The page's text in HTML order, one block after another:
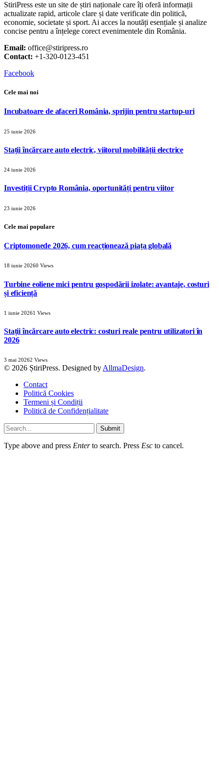
StiriPress este un site de știri naționale care îți oferă informații
actualizate rapid, articole clare și date verificate din politică,
economie, societate și sport. Ai acces la noutăți esențiale și analize
concise pentru a înțelege corect evenimentele din România.
Email: office@stiripress.ro
Contact: +1-320-0123-451
Facebook
Cele mai noi
Incubatoare de afaceri România, sprijin pentru startup-uri
25 iunie 2026
Stații încărcare auto electric, viitorul mobilității electrice
24 iunie 2026
Investiții Crypto România, oportunități pentru viitor
23 iunie 2026
Cele mai populare
Criptomonede 2026, cum reacționează piața globală
18 iunie 20260 Views
Turbine eoliene mici pentru gospodării izolate: avantaje, costuri
și eficiență
1 iunie 20261 Views
Stații încărcare auto electric: costuri reale pentru utilizatori în
2026
3 mai 20262 Views
© 2026 ȘtiriPress. Designed byAllmaDesign.
Contact
Politică Cookies
Termeni și Condiții
Politică de Confidențialitate
Submit
Type above and press Enterto search. Press Esc to cancel.